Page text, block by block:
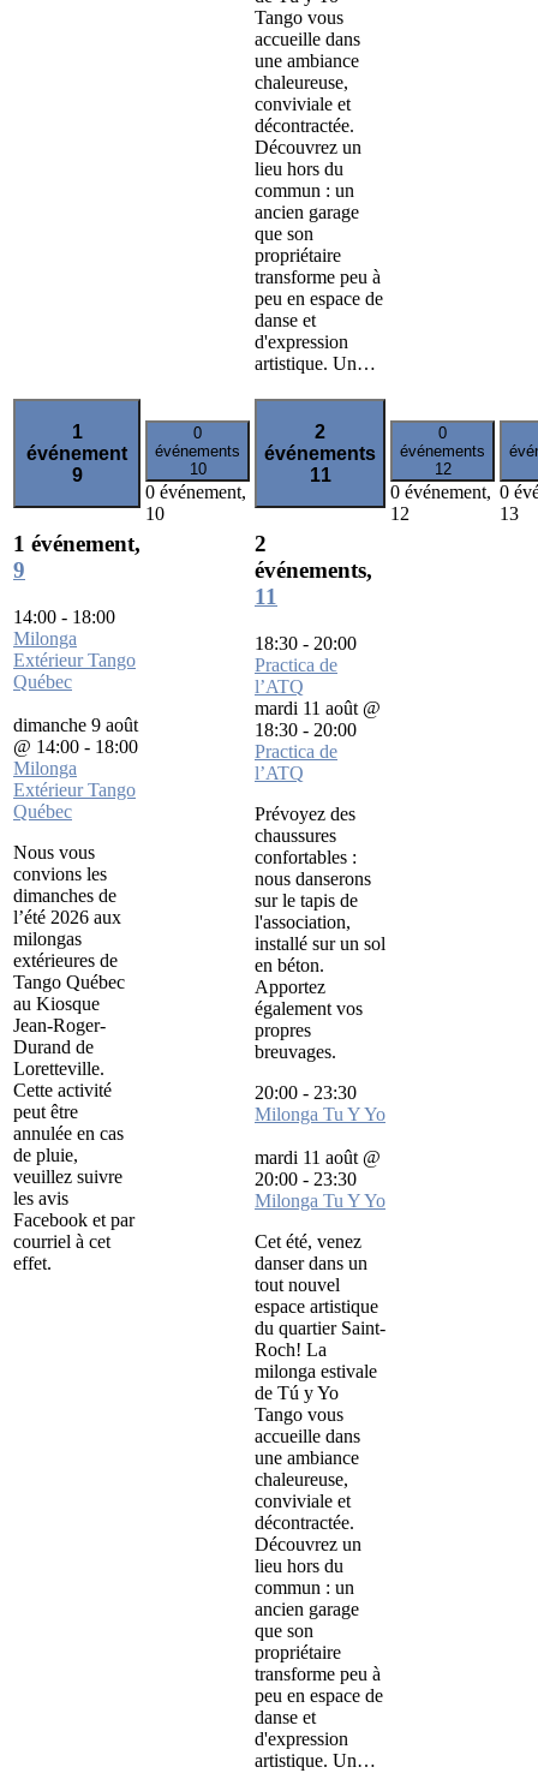
Tango vous
accueille dans
une ambiance
chaleureuse,
conviviale et
décontractée.
Découvrez un
lieu hors du
commun : un
ancien garage
que son
propriétaire
transforme peu à
peu en espace de
danse et
d'expression
artistique. Un…
1
événement
9
1 événement,
9
14:00 - 18:00
Milonga
Extérieur Tango
Québec
dimanche 9 août
@ 14:00 - 18:00
Milonga
Extérieur Tango
Québec
Nous vous
convions les
dimanches de
l’été 2026 aux
milongas
extérieures de
Tango Québec
au Kiosque
Jean-Roger-
Durand de
Loretteville.
Cette activité
peut être
annulée en cas
de pluie,
veuillez suivre
les avis
Facebook et par
courriel à cet
effet.
0
événements
10
0 événement,
10
2
événements
11
2
événements,
11
18:30 - 20:00
Practica de
l’ATQ
mardi 11 août @
18:30 - 20:00
Practica de
l’ATQ
Prévoyez des
chaussures
confortables :
nous danserons
sur le tapis de
l'association,
installé sur un sol
en béton.
Apportez
également vos
propres
breuvages.
20:00 - 23:30
Milonga Tu Y Yo
mardi 11 août @
20:00 - 23:30
Milonga Tu Y Yo
Cet été, venez
danser dans un
tout nouvel
espace artistique
du quartier Saint-
Roch! La
milonga estivale
de Tú y Yo
Tango vous
accueille dans
une ambiance
chaleureuse,
conviviale et
décontractée.
Découvrez un
lieu hors du
commun : un
ancien garage
que son
propriétaire
transforme peu à
peu en espace de
danse et
d'expression
artistique. Un…
0
événements
12
0 événement,
12
0
13